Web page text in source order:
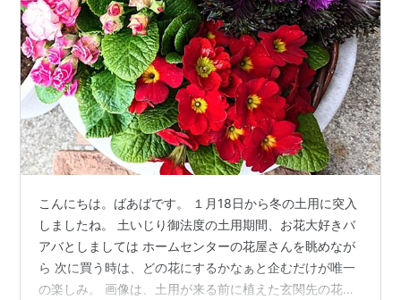
こんにちは。ばあばです。 １月18日から冬の土用に突入
しましたね。 土いじり御法度の土用期間、お花大好きバ
アバとしましては ホームセンターの花屋さんを眺めなが
ら 次に買う時は、どの花にするかなぁと企むだけが唯一
の楽しみ。 画像は、土用が来る前に植えた玄関先の花で